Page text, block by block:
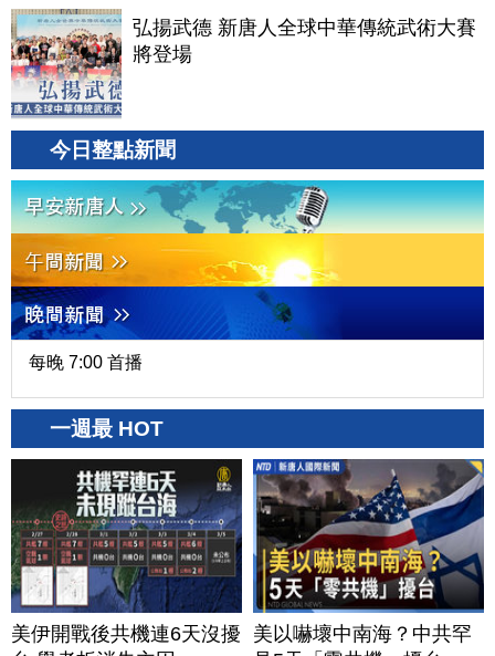
弘揚武德 新唐人全球中華傳統武術大賽
將登場
今日整點新聞
每晚 7:00 首播
一週最 HOT
美伊開戰後共機連6天沒擾
美以嚇壞中南海？中共罕